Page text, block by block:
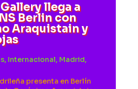
Gallery llega a
Berlin con
Araquistain y
, Internacional, Madrid,
presenta en Berlín